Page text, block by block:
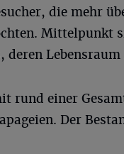
die mehr
Mittelpunkt
rund einer
Der